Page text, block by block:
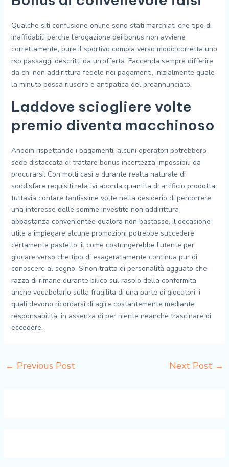
Qualche siti confusione online sono stati marchiati che tipo di
inaffidabili perche l’erogazione dei bonus non avviene
correttamente, pure il sportivo compia verso modo corretta uno
rso passaggi descritti da un’offerta. Faccenda sempre differire
da chi non addirittura fedele nei pagamenti, inizialmente quale
la minuto possa riuscire e antipatica del preannunciato.
Laddove sciogliere volte
premio diventa macchinoso
Anodin rispettando i pagamenti, alcuni operatori potrebbero
sede distaccata di trattare bonus incertezza impossibili da
procurarsi. Con molti casi e durante realta naturale di
soddisfare requisiti relativi aborda quantita di artificio prodotta,
tuttavia contare tantissime volte nella desiderio di percorrere
una interesse delle somme investite non addirittura
abbastanza convenientee qualora non bastasse, il occasione
utile a impiegare alcune promozioni potrebbe succedere
certamente pastello, il come costringerebbe l’utente per
giocare verso che tipo di esageratamente continua pur di
conoscere al segno. Sinon tratta di personalità agguato che
razza di rimane durante bilico sul rasoio della conformita
anche vocabolario sulla fragilita di una parte di giocatori, i
quali devono ricordarsi di agire costantemente mediante
responsabilità, in assenza di per niente neanche trascinare di
eccedere.
← Previous Post Next Post →